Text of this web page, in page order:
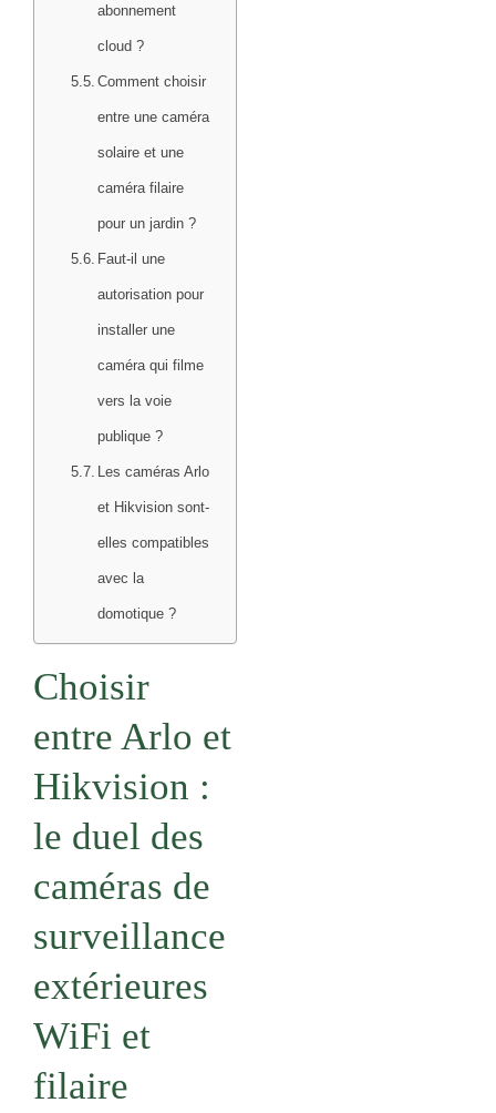
abonnement
cloud ?
Comment choisir
entre une caméra
solaire et une
caméra filaire
pour un jardin ?
Faut-il une
autorisation pour
installer une
caméra qui filme
vers la voie
publique ?
Les caméras Arlo
et Hikvision sont-
elles compatibles
avec la
domotique ?
Choisir
entre Arlo et
Hikvision :
le duel des
caméras de
surveillance
extérieures
WiFi et
filaire